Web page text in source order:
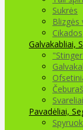
Sukrės
Blizgės
Cikados
Galvakabliai,
Svareliai
Pavadėliai,